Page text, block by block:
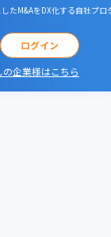
たM&AをDX化する自社プ
ログイン
の企業様はこちら